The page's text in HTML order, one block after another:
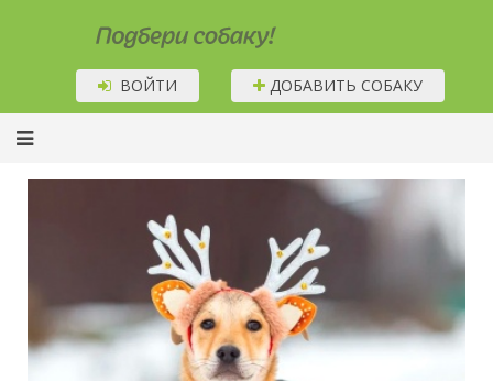
Подбери собаку!
ВОЙТИ ДОБАВИТЬ СОБАКУ